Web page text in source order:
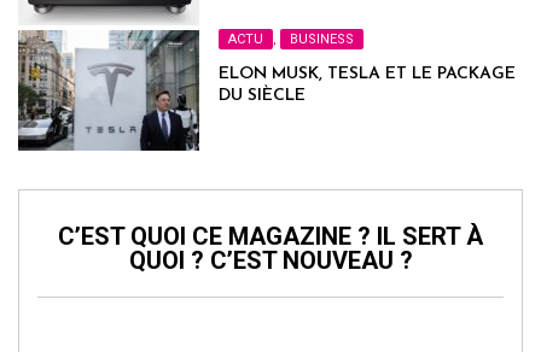
ACTU , BUSINESS
ELON MUSK, TESLA ET LE PACKAGE
DU SIÈCLE
C’EST QUOI CE MAGAZINE ? IL SERT À
QUOI ? C’EST NOUVEAU ?